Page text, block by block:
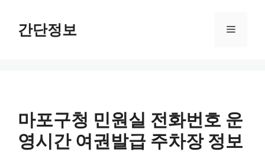
간단정보 메
마포구청 민원실 전화번호 운
영시간 여권발급 주차장 정보